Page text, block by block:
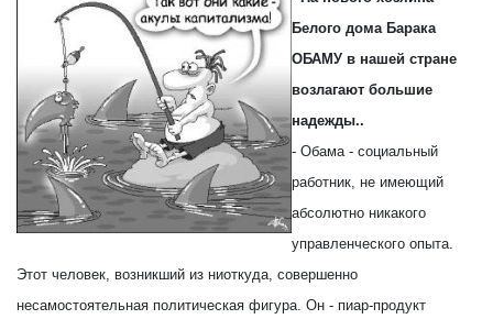
Белого дома Барака
ОБАМУ в нашей стране
возлагают большие
надежды..
- Обама - социальный
работник, не имеющий
абсолютно никакого
управленческого опыта.
Этот человек, возникший из ниоткуда, совершенно
несамостоятельная политическая фигура. Он - пиар-продукт